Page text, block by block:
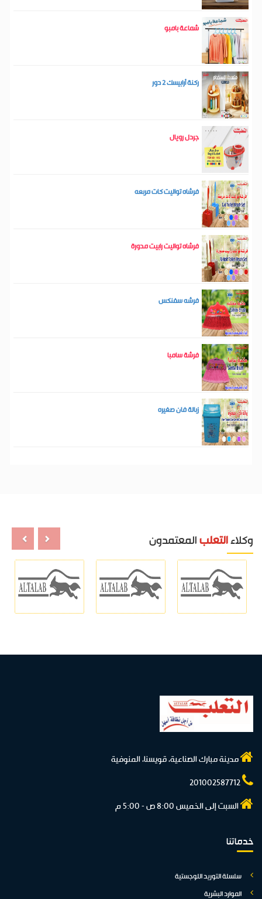
شماعة بامبو
ركنة أرابيسك 2 دور
جردل رويال
فرشاه تواليت كات مربعه
فرشاه تواليت رابيت مدورة
فرشه سفنكس
فرشة سامبا
زبالة فان صغيره
وكلاء التعلب المعتمدون
مدينة مبارك الصناعية، قويسنا، المنوفية
السبت إلى الخميس 8:00 ص - 5:00 م
خدماتنا
سلسلة التوريد اللوجستية
الموارد البشرية